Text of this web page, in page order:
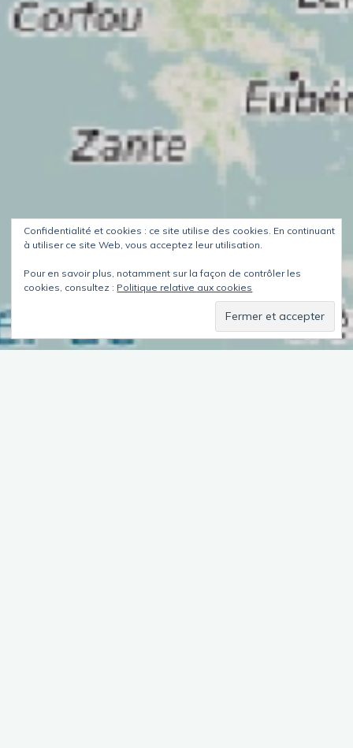
Confidentialité et cookies : ce site utilise des cookies. En continuant
à utiliser ce site Web, vous acceptez leur utilisation.
Pour en savoir plus, notamment sur la façon de contrôler les
cookies, consultez : Politique relative aux cookies